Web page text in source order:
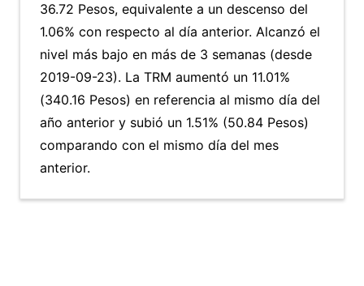
36.72 Pesos, equivalente a un descenso del
1.06% con respecto al día anterior. Alcanzó el
nivel más bajo en más de 3 semanas (desde
2019-09-23). La TRM aumentó un 11.01%
(340.16 Pesos) en referencia al mismo día del
año anterior y subió un 1.51% (50.84 Pesos)
comparando con el mismo día del mes
anterior.